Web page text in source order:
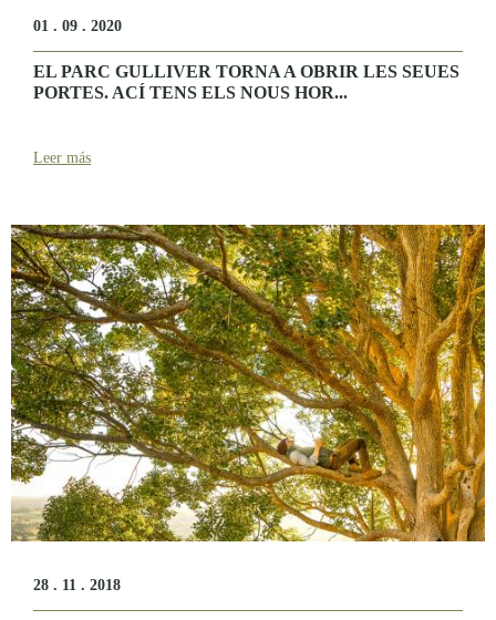
01 . 09 . 2020
EL PARC GULLIVER TORNA A OBRIR LES SEUES
PORTES. ACÍ TENS ELS NOUS HOR...
Leer más
28 . 11 . 2018